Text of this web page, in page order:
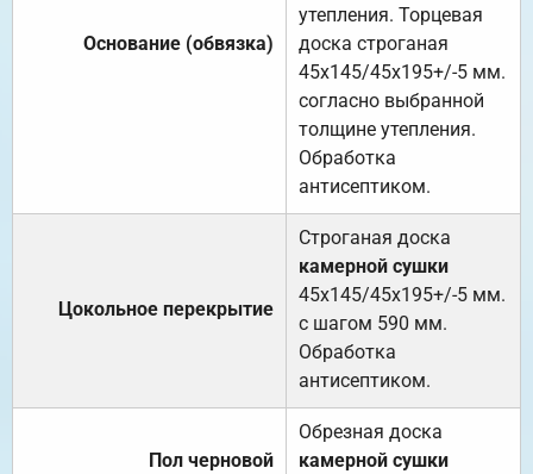
Основание (обвязка)
утепления. Торцевая
доска строганая
45х145/45х195+/-5 мм.
согласно выбранной
толщине утепления.
Обработка
антисептиком.
Цокольное перекрытие
Строганая доска
камерной сушки
45х145/45х195+/-5 мм.
с шагом 590 мм.
Обработка
антисептиком.
Пол черновой
Обрезная доска
камерной сушки